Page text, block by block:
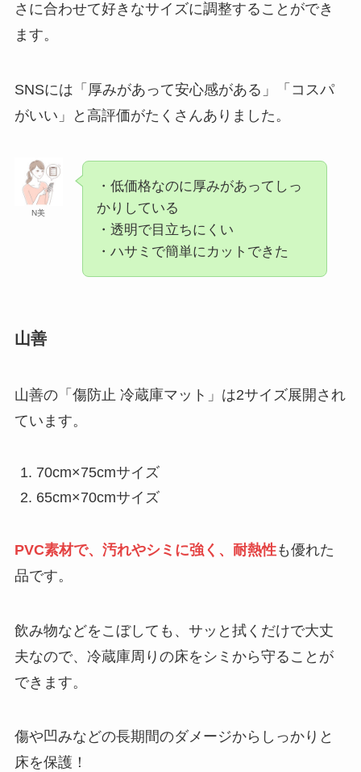
マンチカンを飼ってはいけない理由は？後
買ってよかったエアコンはこれ！人気・お
すすめ商品や選び方を紹介！
買ってはいけない掃除機はどれ？よくある
失敗や壊れやすいメーカーとは？おすすめ
商品や正しい選び方も！
黒砂糖は危険？体に悪いと言われる理由
る？
介！
さに合わせて好きなサイズに調整することができ
ます。
SNSには「厚みがあって安心感がある」「コスパ
がいい」と高評価がたくさんありました。
N美
・低価格なのに厚みがあってしっ
かりしている
・透明で目立ちにくい
・ハサミで簡単にカットできた
山善
山善の「傷防止 冷蔵庫マット」は2サイズ展開され
ています。
70cm×75cmサイズ
65cm×70cmサイズ
PVC素材で、汚れやシミに強く、耐熱性も優れた
品です。
飲み物などをこぼしても、サッと拭くだけで大丈
夫なので、冷蔵庫周りの床をシミから守ることが
できます。
傷や凹みなどの長期間のダメージからしっかりと
床を保護！